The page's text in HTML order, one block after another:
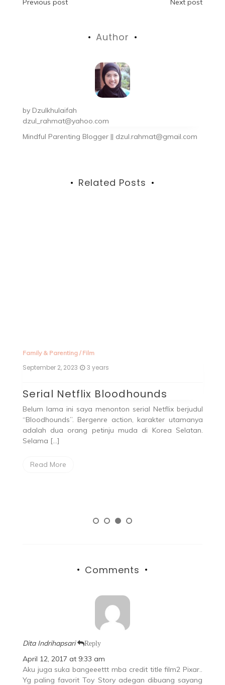
Previous post Next post
Author
by Dzulkhulaifah
dzul_rahmat@yahoo.com
Mindful Parenting Blogger || dzul.rahmat@gmail.com
Related Posts
Family & Parenting/ Film
September 2, 2023 3 years
Serial Netflix Bloodhounds
Belum lama ini saya menonton serial Netflix berjudul
“Bloodhounds”. Bergenre action, karakter utamanya
adalah dua orang petinju muda di Korea Selatan.
Selama […]
Read More
Comments
Dita Indrihapsari Reply
April 12, 2017 at 9:33 am
Aku juga suka bangeeettt mba credit title film2 Pixar..
Yg paling favorit Toy Story adegan dibuang sayang